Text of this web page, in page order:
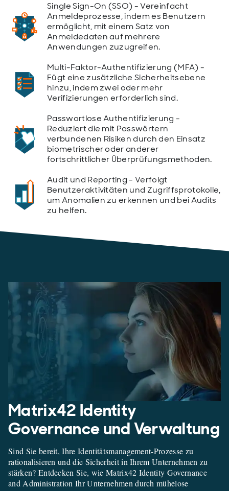
Single Sign-On (SSO) - Vereinfacht
Anmeldeprozesse, indem es Benutzern
ermöglicht, mit einem Satz von
Anmeldedaten auf mehrere
Anwendungen zuzugreifen.
Multi-Faktor-Authentifizierung (MFA) -
Fügt eine zusätzliche Sicherheitsebene
hinzu, indem zwei oder mehr
Verifizierungen erforderlich sind.
Passwortlose Authentifizierung -
Reduziert die mit Passwörtern
verbundenen Risiken durch den Einsatz
biometrischer oder anderer
fortschrittlicher Überprüfungsmethoden.
Audit und Reporting - Verfolgt
Benutzeraktivitäten und Zugriffsprotokolle,
um Anomalien zu erkennen und bei Audits
zu helfen.
Matrix42 Identity
Governance und Verwaltung
Sind Sie bereit, Ihre Identitätsmanagement-Prozesse zu
rationalisieren und die Sicherheit in Ihrem Unternehmen zu
stärken? Entdecken Sie, wie Matrix42 Identity Governance
and Administration Ihr Unternehmen durch mühelose